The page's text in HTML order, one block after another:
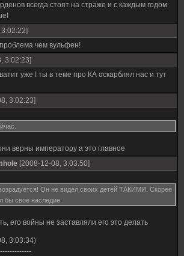
всегда стоят на страже и с каждым годом
чем вульфен!
3:02:23]
уже ! ты в теме про КА оскарблял нас и тут
3:02:23]
верны императору а это главное
[2008-12-08, 3:03:50]
Он не видел своих детей ТАКИМИ. Скорее
бы свое наследие.
его войны не заставляли его это делать
3:03:34)